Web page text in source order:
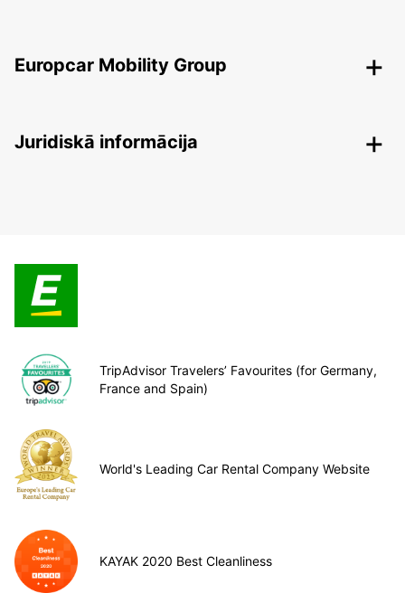
Europcar Mobility Group
Juridiskā informācija
TripAdvisor Travelers’ Favourites (for Germany,
France and Spain)
World's Leading Car Rental Company Website
KAYAK 2020 Best Cleanliness